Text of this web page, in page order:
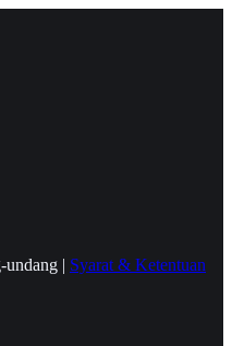
undang | Syarat & Ketentuan